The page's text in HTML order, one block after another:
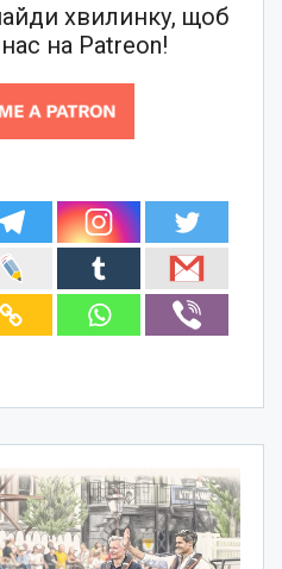
хвилинку, щоб
на Patreon!